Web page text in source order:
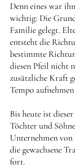
Denn eines war
wichtig: Die
Familie gelegt.
entsteht die
bestimmte
diesen Pfeil nicht
zusätzliche Kraft
Tempo
Bis heute ist
Töchter und
Unternehmen
die gewachsene
fort.